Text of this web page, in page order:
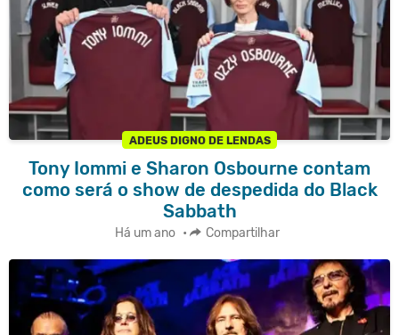
ADEUS DIGNO DE LENDAS
Tony Iommi e Sharon Osbourne contam
como será o show de despedida do Black
Sabbath
Há um ano • Compartilhar